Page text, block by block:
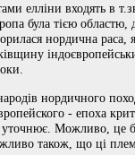
елліни входять в
була тією областю,
нордична раса,
нордичного
- епоха
уточнює. Можливо, це
також, що ці